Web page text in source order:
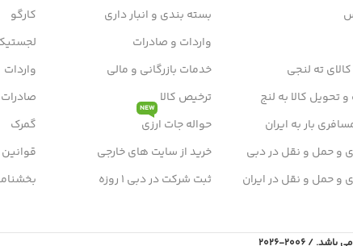
ته لنجی
تحویل کالا به لنج
بار به ایران
و حمل و نقل در دبی
و حمل و نقل در ایران
بسته بندی و انبار داری
واردات و صادرات
خدمات بازرگانی و مالی
ترخیص کالا
حواله جات ارزی
NEW
خرید از سایت های خارجی
ثبت شرکت در دبی 1 روزه
کارگو
واردات
صادرات
گمرک
/ 2006-2026